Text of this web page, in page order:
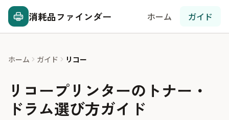
消耗品ファインダー ホーム ガイド
ホーム ガイド リコー
リコープリンターのトナー・
ドラム選び方ガイド